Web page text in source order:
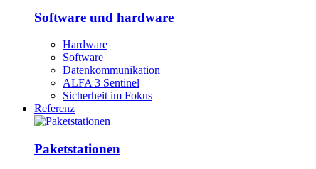
Software und hardware
Hardware
Software
Datenkommunikation
ALFA 3 Sentinel
Sicherheit im Fokus
Referenz
Paketstationen